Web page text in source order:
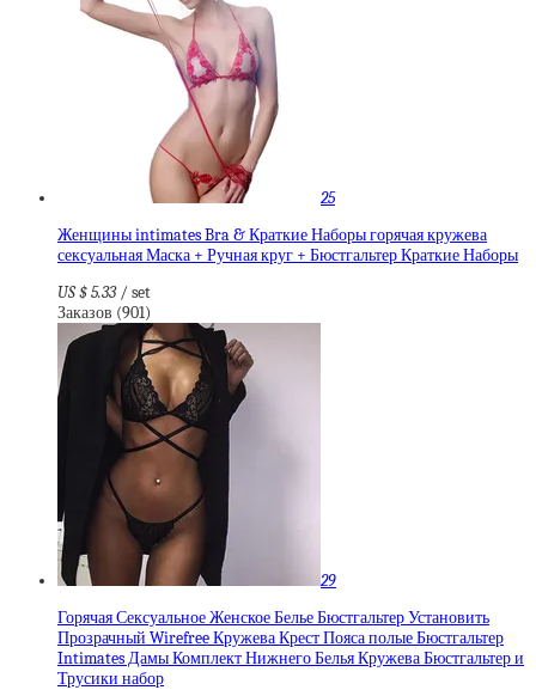
25
Женщины intimates Bra & Краткие Наборы горячая кружева
сексуальная Маска + Ручная круг + Бюстгальтер Краткие Наборы
US $ 5.33 / set
Заказов (901)
29
Горячая Сексуальное Женское Белье Бюстгальтер Установить
Прозрачный Wirefree Кружева Крест Пояса полые Бюстгальтер
Intimates Дамы Комплект Нижнего Белья Кружева Бюстгальтер и
Трусики набор